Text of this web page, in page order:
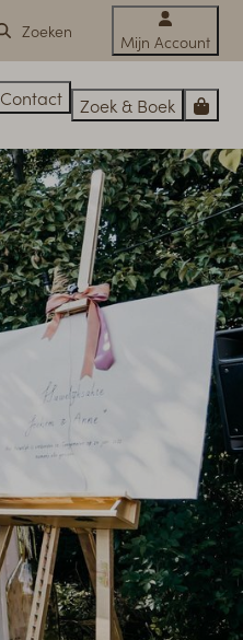
Mijn Account
Contact Zoek & Boek